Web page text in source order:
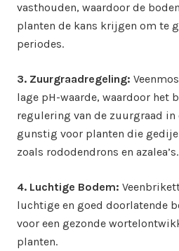
vasthouden, waardoor de
planten de kans krijgen om te
periodes.
3. Zuurgraadregeling:
lage pH-waarde, waardoor het
regulering van de zuurgraad
gunstig voor planten die
zoals rododendrons en azalea’s.
4. Luchtige Bodem:
luchtige en goed doorlatende
voor een gezonde
planten.